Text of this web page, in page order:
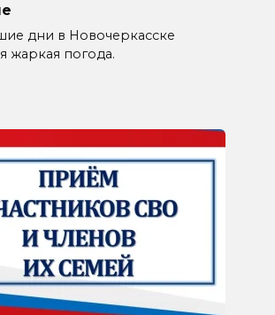
дни в Новочеркасске
жаркая погода.